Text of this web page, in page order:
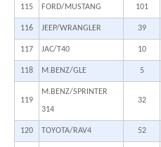
115 FORD/MUSTANG 101
116 JEEP/WRANGLER 39
117 JAC/T40 10
118 M.BENZ/GLE 5
119
M.BENZ/SPRINTER
314
32
120 TOYOTA/RAV4 52